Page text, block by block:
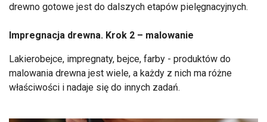
drewno gotowe jest do dalszych etapów pielęgnacyjnych.
Impregnacja drewna. Krok 2 – malowanie
Lakierobejce, impregnaty, bejce, farby - produktów do
malowania drewna jest wiele, a każdy z nich ma różne
właściwości i nadaje się do innych zadań.